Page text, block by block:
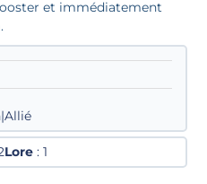
et immédiatement
.
Lore : 1